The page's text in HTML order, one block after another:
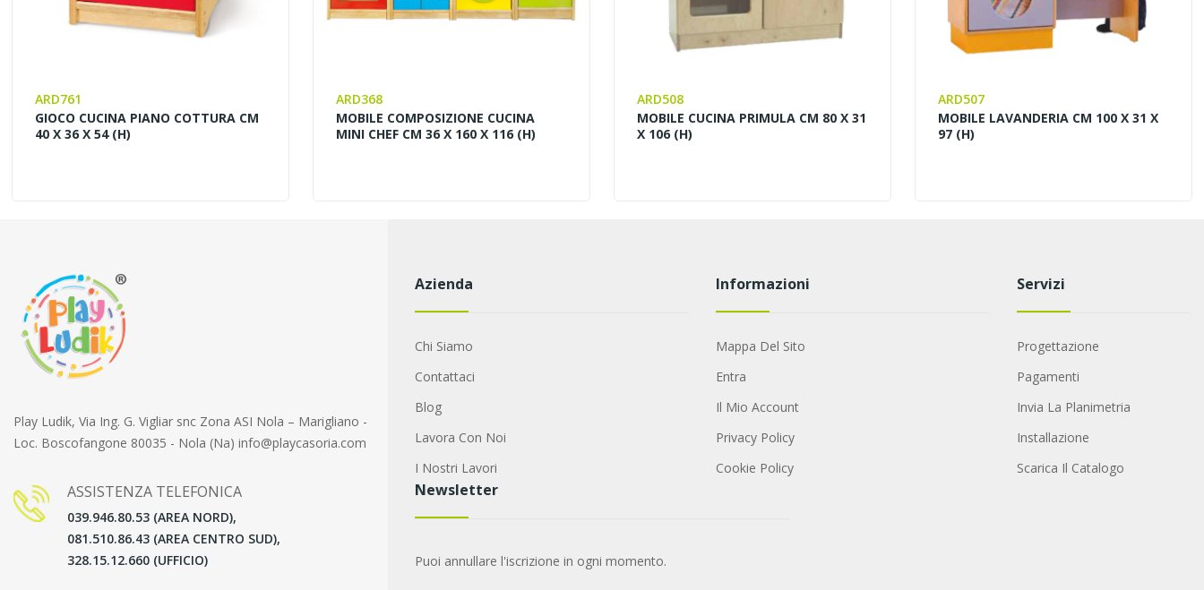
ARD761
GIOCO CUCINA PIANO COTTURA CM
40 X 36 X 54 (H)
ARD368
MOBILE COMPOSIZIONE CUCINA
MINI CHEF CM 36 X 160 X 116 (H)
ARD508
MOBILE CUCINA PRIMULA CM 80 X 31
X 106 (H)
ARD507
MOBILE LAVANDERIA CM 100 X 31 X
97 (H)
Play Ludik, Via Ing. G. Vigliar snc Zona ASI Nola – Marigliano -
Loc. Boscofangone 80035 - Nola (Na) info@playcasoria.com
ASSISTENZA TELEFONICA
039.946.80.53 (AREA NORD),
081.510.86.43 (AREA CENTRO SUD),
328.15.12.660 (UFFICIO)
Azienda
Chi Siamo
Contattaci
Blog
Lavora Con Noi
I Nostri Lavori
Informazioni
Mappa Del Sito
Entra
Il Mio Account
Privacy Policy
Cookie Policy
Servizi
Progettazione
Pagamenti
Invia La Planimetria
Installazione
Scarica Il Catalogo
Newsletter
Puoi annullare l'iscrizione in ogni momento.